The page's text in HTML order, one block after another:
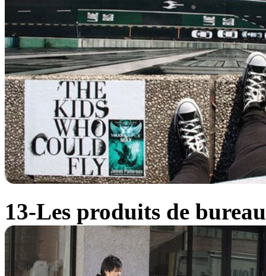
13-Les produits de